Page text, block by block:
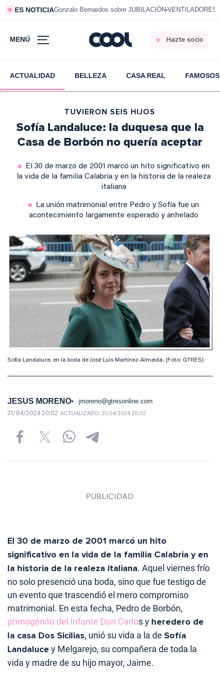
ES NOTICIAGonzalo Bernardos sobre JUBILACIÓN VENTILADORES
MENÚ Hazte socio
ACTUALIDAD BELLEZA CASA REAL FAMOSOS
TUVIERON SEIS HIJOS
Sofía Landaluce: la duquesa que la
Casa de Borbón no quería aceptar
El 30 de marzo de 2001 marcó un hito significativo en
la vida de la familia Calabria y en la historia de la realeza
italiana
La unión matrimonial entre Pedro y Sofía fue un
acontecimiento largamente esperado y anhelado
Sofía Landaluce, en la boda de José Luis Martínez-Almeida. (Foto: GTRES)
JESUS MORENO jmoreno@gtresonline.com
21/04/2024 20:02 ACTUALIZADO: 21/04/2024 20:02
El 30 de marzo de 2001 marcó un hito
significativo en la vida de la familia Calabria y en
la historia de la realeza italiana. Aquel viernes frío
no solo presenció una boda, sino que fue testigo de
un evento que trascendió el mero compromiso
matrimonial. En esta fecha, Pedro de Borbón,
primogénito del Infante Don Carlos y heredero de
la casa Dos Sicilias, unió su vida a la de Sofía
Landaluce y Melgarejo, su compañera de toda la
vida y madre de su hijo mayor, Jaime.